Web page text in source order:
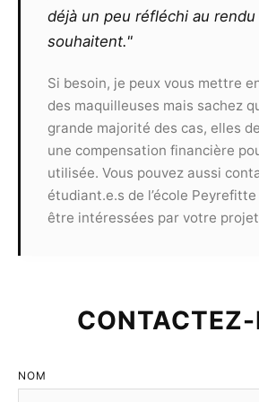
partage des éventuels gains ou
par le modèle suite à la
Toute utilisation commerciale
photographies devra faire l’objet
contrat et ne pourra pas
l’accord des deux parties.
Article 9
Le présent contrat est valable,
LE PHOTOGRAPHE :Devra
déjà un peu réfléchi au rendu
souhaitent."
Si besoin, je peux vous mettre
des maquilleuses mais sachez
grande majorité des cas, elles
une compensation financière
utilisée. Vous pouvez aussi
étudiant.e.s de l’école
être intéressées par votre
NOM